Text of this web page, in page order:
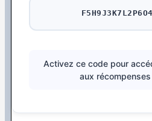
Activez ce code pour
aux